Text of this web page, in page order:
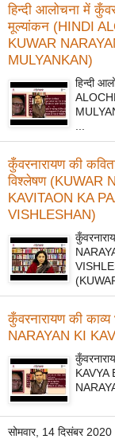
हिन्दी आलोचना में
मूल्यांकन (HINDI
KUWAR
MULYANKAN)
हिन्दी
कुँवरनारायण की
विश्लेषण (KUWAR
KAVITAON KA
VISHLESHAN)
कुँवरनारायण की
NARAYAN KI
KAVYA
सोमवार, 14 दिसंबर 2020